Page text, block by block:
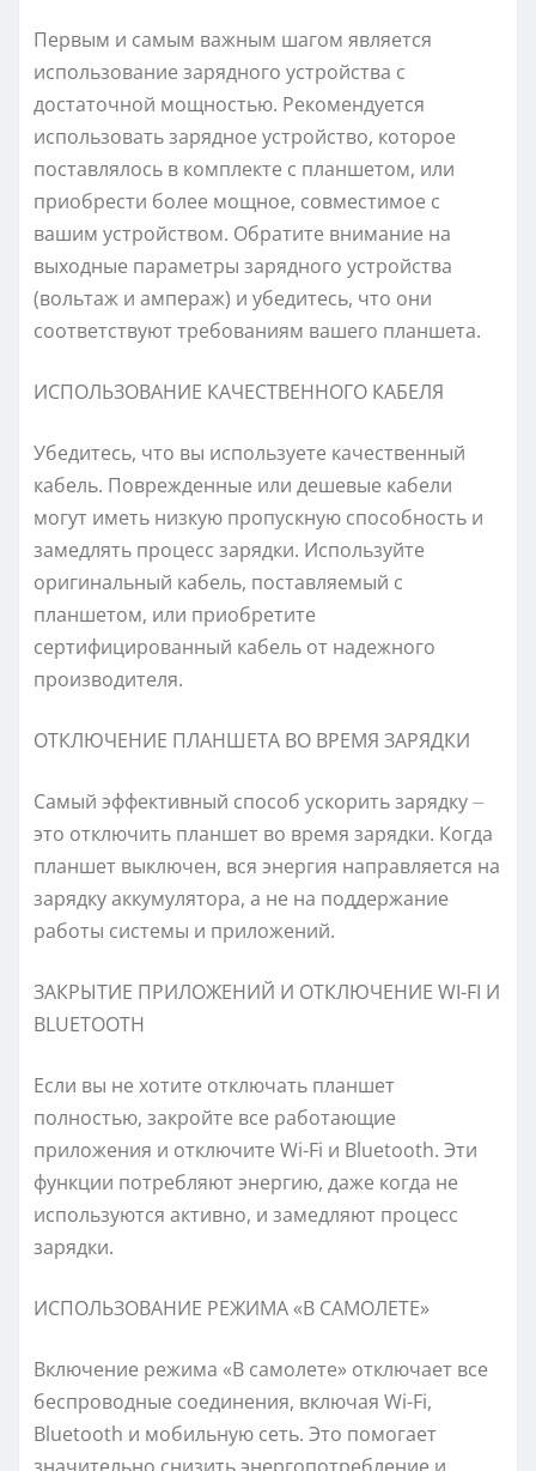
Первым и самым важным шагом является
использование зарядного устройства с
достаточной мощностью. Рекомендуется
использовать зарядное устройство, которое
поставлялось в комплекте с планшетом, или
приобрести более мощное, совместимое с
вашим устройством. Обратите внимание на
выходные параметры зарядного устройства
(вольтаж и ампераж) и убедитесь, что они
соответствуют требованиям вашего планшета.
ИСПОЛЬЗОВАНИЕ КАЧЕСТВЕННОГО КАБЕЛЯ
Убедитесь, что вы используете качественный
кабель. Поврежденные или дешевые кабели
могут иметь низкую пропускную способность и
замедлять процесс зарядки. Используйте
оригинальный кабель, поставляемый с
планшетом, или приобретите
сертифицированный кабель от надежного
производителя.
ОТКЛЮЧЕНИЕ ПЛАНШЕТА ВО ВРЕМЯ ЗАРЯДКИ
Самый эффективный способ ускорить зарядку ⏤
это отключить планшет во время зарядки. Когда
планшет выключен, вся энергия направляется на
зарядку аккумулятора, а не на поддержание
работы системы и приложений.
ЗАКРЫТИЕ ПРИЛОЖЕНИЙ И ОТКЛЮЧЕНИЕ WI-FI И
BLUETOOTH
Если вы не хотите отключать планшет
полностью, закройте все работающие
приложения и отключите Wi-Fi и Bluetooth. Эти
функции потребляют энергию, даже когда не
используются активно, и замедляют процесс
зарядки.
ИСПОЛЬЗОВАНИЕ РЕЖИМА «В САМОЛЕТЕ»
Включение режима «В самолете» отключает все
беспроводные соединения, включая Wi-Fi,
Bluetooth и мобильную сеть. Это помогает